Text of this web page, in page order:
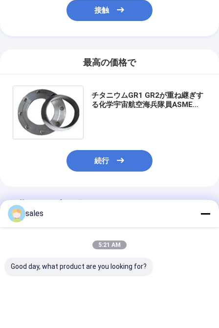
接触
最高の価格で
チタニウムGR1 GR2が重ね継ぎす
る化学宇宙航空海兵隊員ASME
続行
推薦されたプロダクト
sales
5:21 AM
Good day, what product are you looking for?